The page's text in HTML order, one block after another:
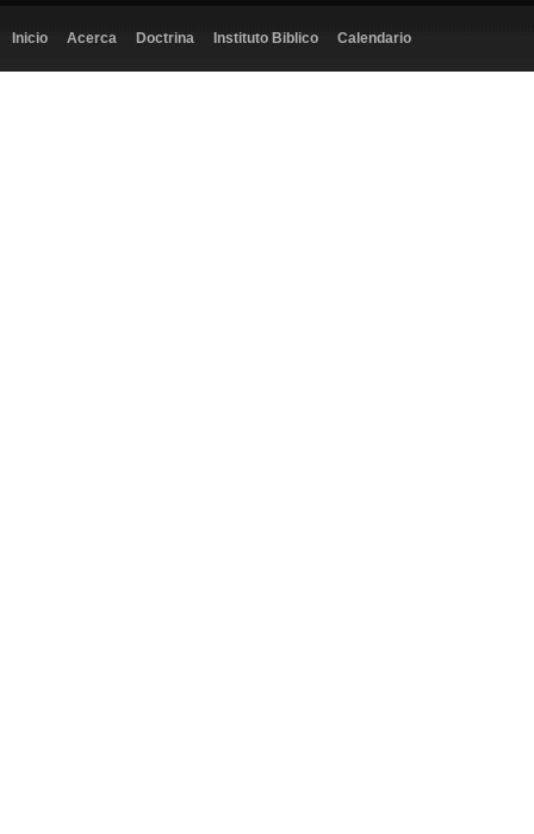
Inicio Acerca Doctrina Instituto Biblico Calendario